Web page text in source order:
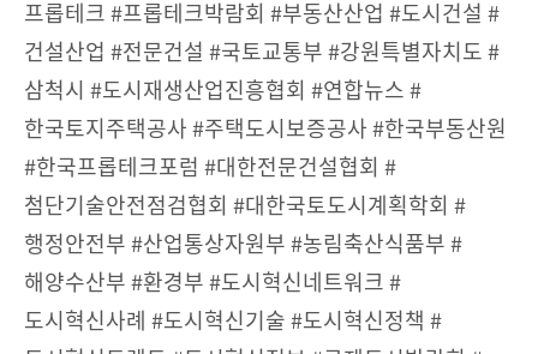
프롭테크 #프롭테크박람회 #부동산산업 #도시건설 #
건설산업 #전문건설 #국토교통부 #강원특별자치도 #
삼척시 #도시재생산업진흥협회 #연합뉴스 #
한국토지주택공사 #주택도시보증공사 #한국부동산원
#한국프롭테크포럼 #대한전문건설협회 #
첨단기술안전점검협회 #대한국토도시계획학회 #
행정안전부 #산업통상자원부 #농림축산식품부 #
해양수산부 #환경부 #도시혁신네트워크 #
도시혁신사례 #도시혁신기술 #도시혁신정책 #